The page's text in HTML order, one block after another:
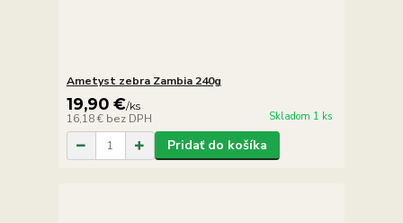
Ametyst zebra Zambia 240g
19,90 €/ks
16,18 € bez DPH Skladom 1 ks
Pridať do košíka